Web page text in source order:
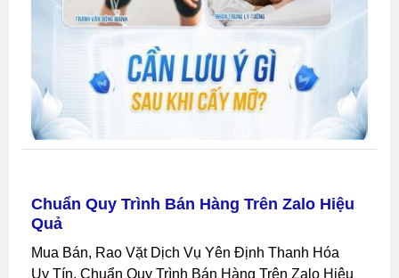
Chuẩn Quy Trình Bán Hàng Trên Zalo Hiệu
Quả
Mua Bán, Rao Vặt Dịch Vụ Yên Định Thanh Hóa
Uy Tín, Chuẩn Quy Trình Bán Hàng Trên Zalo Hiệu